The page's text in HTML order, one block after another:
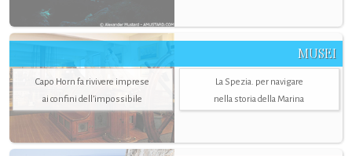
MUSEI
Capo Horn fa rivivere imprese
ai confini dell’impossibile
La Spezia. per navigare
nella storia della Marina